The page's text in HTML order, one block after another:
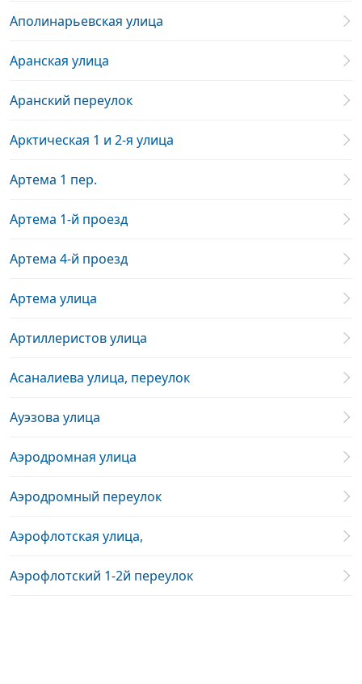
Аполинарьевская улица
Аранская улица
Аранский переулок
Арктическая 1 и 2-я улица
Артема 1 пер.
Артема 1-й проезд
Артема 4-й проезд
Артема улица
Артиллеристов улица
Асаналиева улица, переулок
Ауэзова улица
Аэродромная улица
Аэродромный переулок
Аэрофлотская улица,
Аэрофлотский 1-2й переулок